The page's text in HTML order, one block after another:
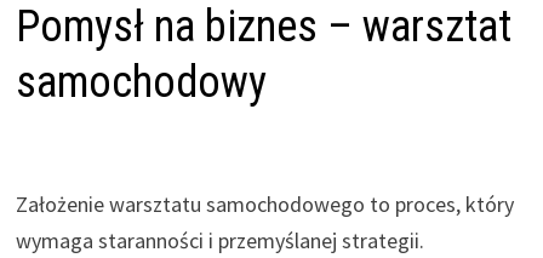
Pomysł na biznes – warsztat
samochodowy
Założenie warsztatu samochodowego to proces, który
wymaga staranności i przemyślanej strategii.